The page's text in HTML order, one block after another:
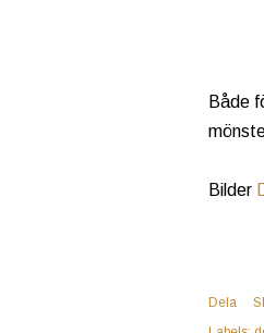
Både
Bilder
Dela